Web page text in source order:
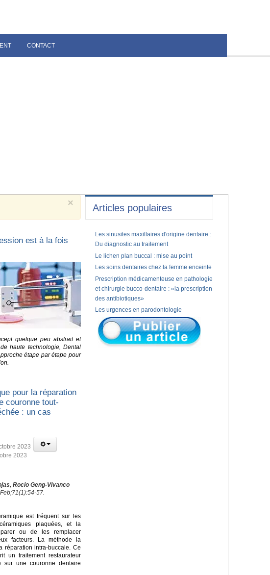
CONTACT
×
est à la fois
quelque peu abstrait et
haute technologie, Dental
étape par étape pour
pour la réparation
couronne tout-
: un cas
2023
2023
Rocio Geng-Vivanco
57.
est fréquent sur les
plaquées, et la
ou de les remplacer
facteurs. La méthode la
réparation intra-buccale. Ce
un traitement restaurateur
sur une couronne dentaire
Articles populaires
Les sinusites maxillaires d'origine dentaire :
Du diagnostic au traitement
Le lichen plan buccal : mise au point
Les soins dentaires chez la femme enceinte
Prescription médicamenteuse en pathologie
et chirurgie bucco-dentaire : «la prescription
des antibiotiques»
Les urgences en parodontologie